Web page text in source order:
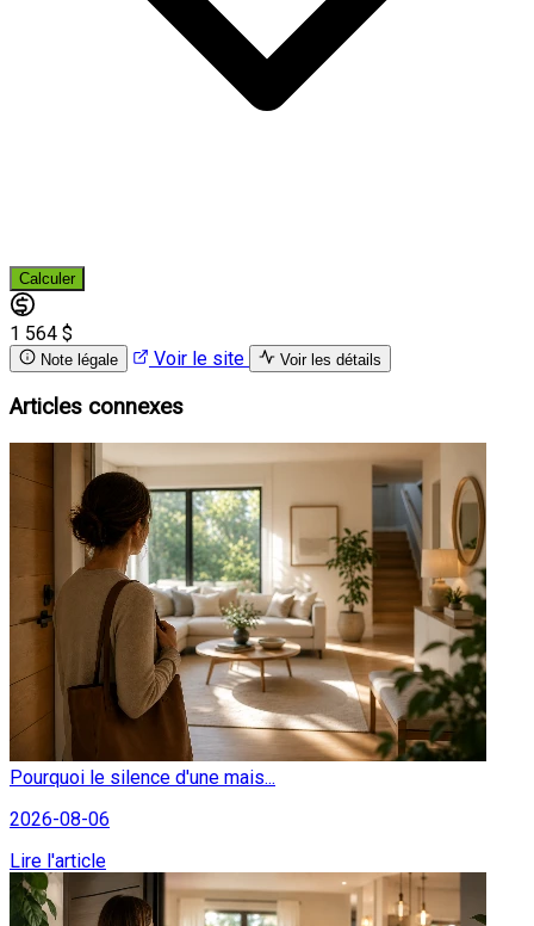
Calculer
1 564 $
Note légale Voir le site Voir les détails
Articles connexes
Pourquoi le silence d'une mais...
2026-08-06
Lire l'article